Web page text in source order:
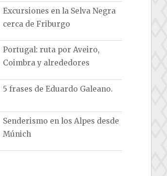
Excursiones en la Selva Negra
cerca de Friburgo
Portugal: ruta por Aveiro,
Coimbra y alrededores
5 frases de Eduardo Galeano.
Senderismo en los Alpes desde
Múnich